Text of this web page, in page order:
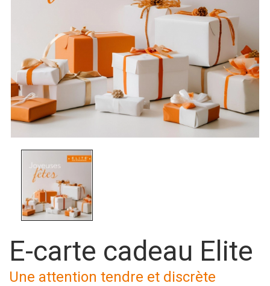
E-carte cadeau Elite
Une attention tendre et discrète